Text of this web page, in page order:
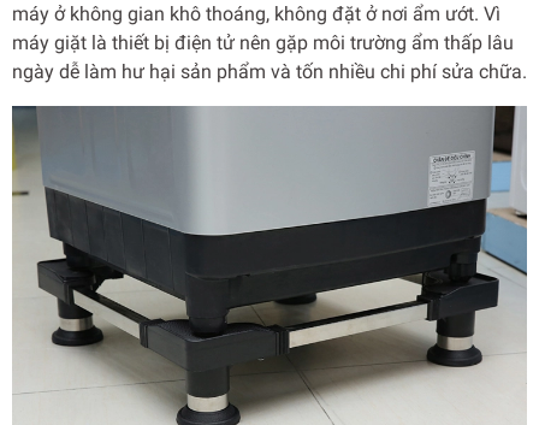
máy ở không gian khô thoáng, không đặt ở nơi ẩm ướt. Vì
máy giặt là thiết bị điện tử nên gặp môi trường ẩm thấp lâu
ngày dễ làm hư hại sản phẩm và tốn nhiều chi phí sửa chữa.